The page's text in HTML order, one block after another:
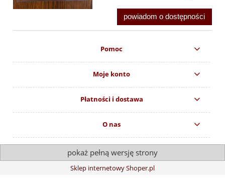
powiadom o dostępności
Pomoc
Moje konto
Płatności i dostawa
O nas
pokaż pełną wersję strony
Sklep internetowy Shoper.pl